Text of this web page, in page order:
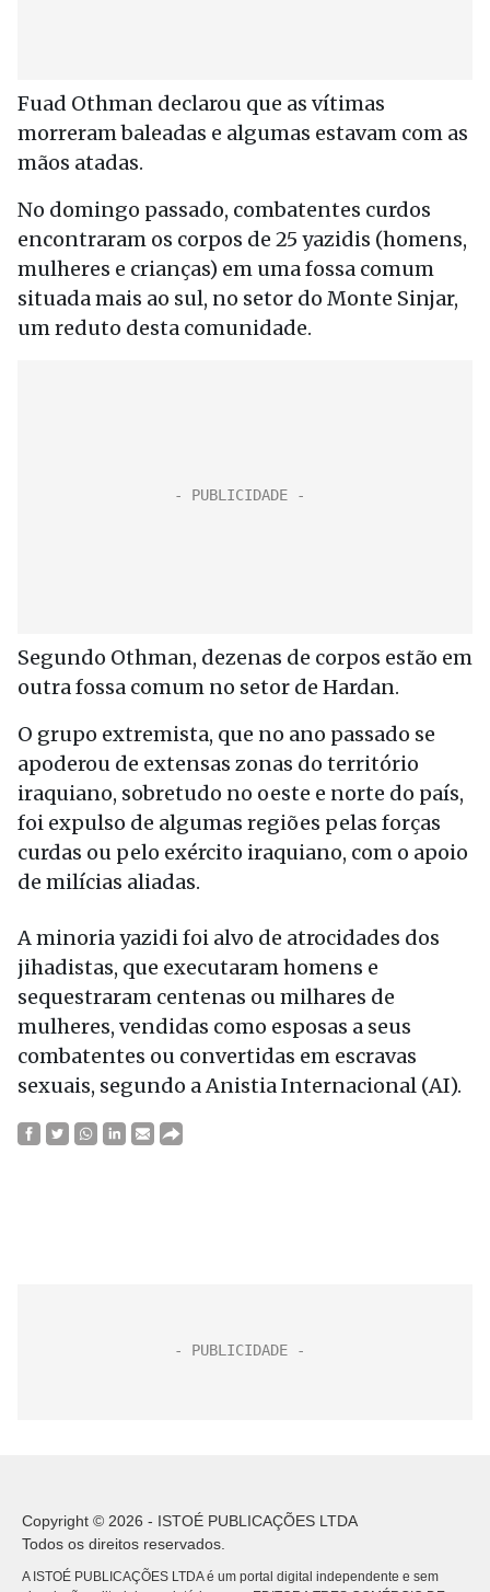
Fuad Othman declarou que as vítimas
morreram baleadas e algumas estavam com as
mãos atadas.
No domingo passado, combatentes curdos
encontraram os corpos de 25 yazidis (homens,
mulheres e crianças) em uma fossa comum
situada mais ao sul, no setor do Monte Sinjar,
um reduto desta comunidade.
Segundo Othman, dezenas de corpos estão em
outra fossa comum no setor de Hardan.
O grupo extremista, que no ano passado se
apoderou de extensas zonas do território
iraquiano, sobretudo no oeste e norte do país,
foi expulso de algumas regiões pelas forças
curdas ou pelo exército iraquiano, com o apoio
de milícias aliadas.
A minoria yazidi foi alvo de atrocidades dos
jihadistas, que executaram homens e
sequestraram centenas ou milhares de
mulheres, vendidas como esposas a seus
combatentes ou convertidas em escravas
sexuais, segundo a Anistia Internacional (AI).
Copyright © 2026 - ISTOÉ PUBLICAÇÕES LTDA
Todos os direitos reservados.
A ISTOÉ PUBLICAÇÕES LTDA é um portal digital independente e sem